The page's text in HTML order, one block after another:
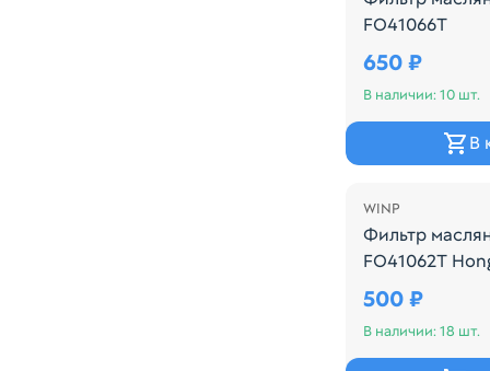
FO41066T
650 ₽
В наличии: 10 шт.
В
WINP
Фильтр
FO41062T
500 ₽
В наличии: 18 шт.